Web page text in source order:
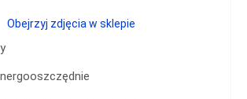
Obejrzyj zdjęcia w sklepie